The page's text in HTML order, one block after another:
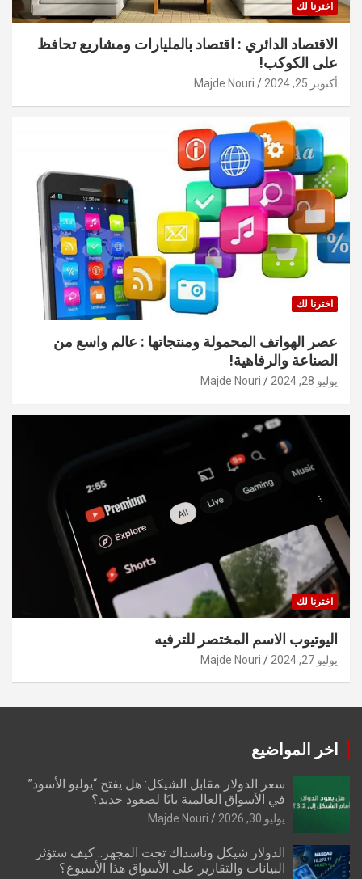
اخترنا لك
الاقتصاد الدائري : اقتصاد بالمليارات ومشاريع تحافظ
على الكوكب!
أكتوبر 25, 2024 Majde Nouri
اخترنا لك
عصر الهواتف المحمولة ومنتجاتها : عالم واسع من
الصناعة والرفاهية!
يوليو 28, 2024 Majde Nouri
اخترنا لك
اليوتيوب الاسم المختصر للترفيه
يوليو 27, 2024 Majde Nouri
اخر المواضيع
سعر الدولار مقابل الشيكل: هل يفتح “يوليو الأسود”
في الأسواق العالمية بابًا لصعود جديد؟
يوليو 30, 2026 Majde Nouri
الدولار شيكل وناسداك تحت المجهر.. كيف ستؤثر
البيانات والتقارير على الأسواق هذا الأسبوع؟